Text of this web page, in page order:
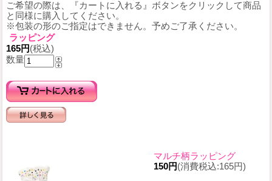
ご希望の際は、『カートに入れる』ボタンをクリックして商品
と同様に購入してください。
※包装の形のご指定はできません。予めご了承ください。
ラッピング
165円(税込)
数量
マルチ柄ラッピング
150円(消費税込:165円)